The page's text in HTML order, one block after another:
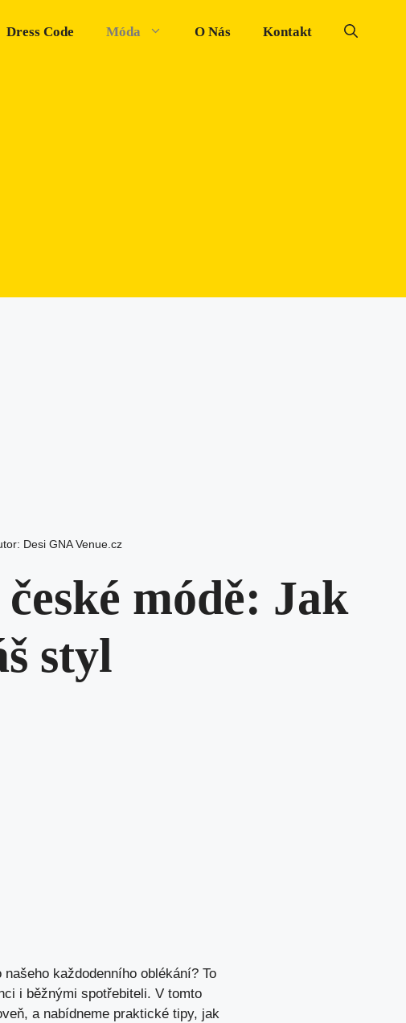
Dress Code Móda O Nás Kontakt
Desi GNA Venue.cz
módě: Jak
styl
každodenního oblékání? To
i běžnými spotřebiteli. V tomto
a nabídneme praktické tipy, jak